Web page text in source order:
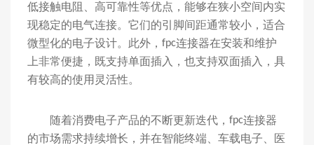
低接触电阻、高可靠性等优点，能够在狭小空间内实
现稳定的电气连接。它们的引脚间距通常较小，适合
微型化的电子设计。此外， fpc连接器在安装和维护
上非常便捷，既支持单面插入，也支持双面插入，具
有较高的使用灵活性。
随着消费电子产品的不断更新迭代， fpc连接器
的市场需求持续增长，并在智能终端、车载电子、医